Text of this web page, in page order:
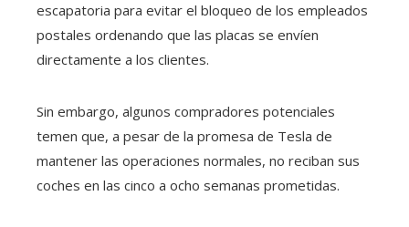
escapatoria para evitar el bloqueo de los empleados
postales ordenando que las placas se envíen
directamente a los clientes.
Sin embargo, algunos compradores potenciales
temen que, a pesar de la promesa de Tesla de
mantener las operaciones normales, no reciban sus
coches en las cinco a ocho semanas prometidas.